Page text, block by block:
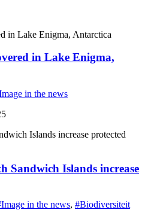
in Lake Enigma,
in the news
Sandwich Islands increase
in the news, #Biodiversiteit